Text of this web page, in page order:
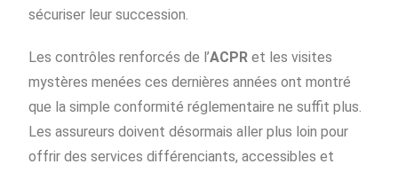
sécuriser leur succession.
Les contrôles renforcés de l’ACPR et les visites
mystères menées ces dernières années ont montré
que la simple conformité réglementaire ne suffit plus.
Les assureurs doivent désormais aller plus loin pour
offrir des services différenciants, accessibles et